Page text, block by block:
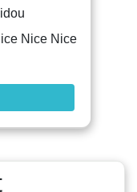
Nice Nice